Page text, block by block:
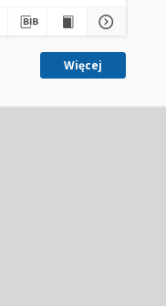
Więcej